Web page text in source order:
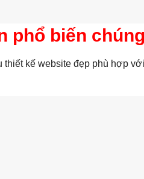
phổ biến
thiết kế website đẹp phù hợp